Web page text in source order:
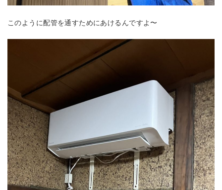
このように配管を通すためにあけるんですよ〜